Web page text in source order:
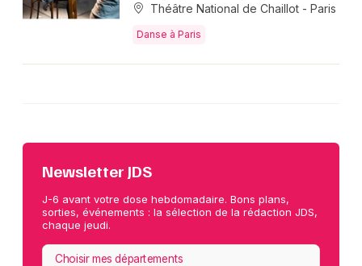
Théâtre National de Chaillot - Paris
Danse à Paris
Newsletter JDS
J-6 avant votre dose hebdomadaire. Bons plans,
sorties, événements : la sélection de la rédaction JDS,
chaque jeudi.
Choisir mes départements